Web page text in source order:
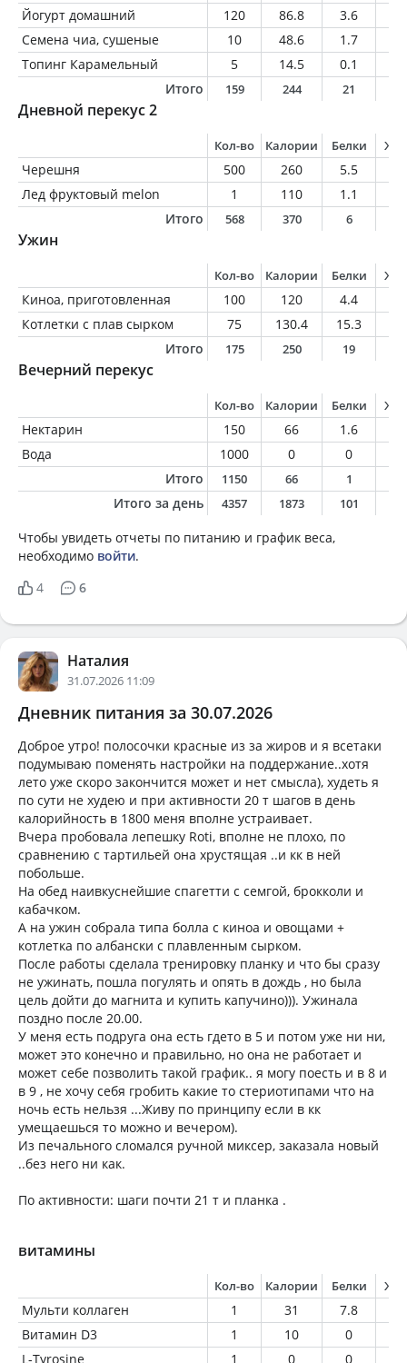
Йогурт домашний 120 86.8 3.6
Семена чиа, сушеные
10 48.6 1.7
Топинг Карамельный
5 14.5 0.1
Итого
159 244 21
Дневной перекус 2
Кол-во Калории Белки
Черешня 500 260 5.5
Лед фруктовый melon
1 110 1.1
Итого
568 370 6
Ужин
Кол-во Калории Белки
Киноа, приготовленная 100 120 4.4
Котлетки с плав сырком
75 130.4 15.3
Итого
175 250 19
Вечерний перекус
Кол-во Калории Белки
Нектарин 150 66 1.6
Вода
1000 0 0
Итого
1150 66 1
Итого за день 4357 1873 101
Чтобы увидеть отчеты по питанию и график веса,
необходимо войти.
4
6
Наталия
31.07.2026 11:09
Дневник питания за 30.07.2026
Доброе утро! полосочки красные из за жиров и я всетаки
подумываю поменять настройки на поддержание..хотя
лето уже скоро закончится может и нет смысла), худеть я
по сути не худею и при активности 20 т шагов в день
калорийность в 1800 меня вполне устраивает.
Вчера пробовала лепешку Roti, вполне не плохо, по
сравнению с тартильей она хрустящая ..и кк в ней
побольше.
На обед наивкуснейшие спагетти с семгой, брокколи и
кабачком.
А на ужин собрала типа болла с киноа и овощами +
котлетка по албански с плавленным сырком.
После работы сделала тренировку планку и что бы сразу
не ужинать, пошла погулять и опять в дождь , но была
цель дойти до магнита и купить капучино))). Ужинала
поздно после 20.00.
У меня есть подруга она есть гдето в 5 и потом уже ни ни,
может это конечно и правильно, но она не работает и
может себе позволить такой график.. я могу поесть и в 8 и
в 9 , не хочу себя гробить какие то стериотипами что на
ночь есть нельзя ...Живу по принципу если в кк
умещаешься то можно и вечером).
Из печального сломался ручной миксер, заказала новый
..без него ни как.
По активности: шаги почти 21 т и планка .
витамины
Кол-во Калории Белки
Мульти коллаген 1 31 7.8
Витамин D3
1 10 0
L-Tyrosine
1 0 0